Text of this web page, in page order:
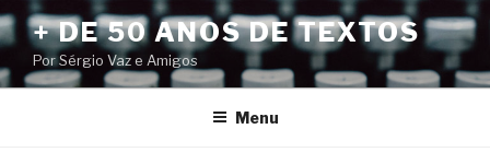
Pular
para
o
conteúdo
+ DE 50 ANOS DE TEXTOS
Por Sérgio Vaz e Amigos
Menu